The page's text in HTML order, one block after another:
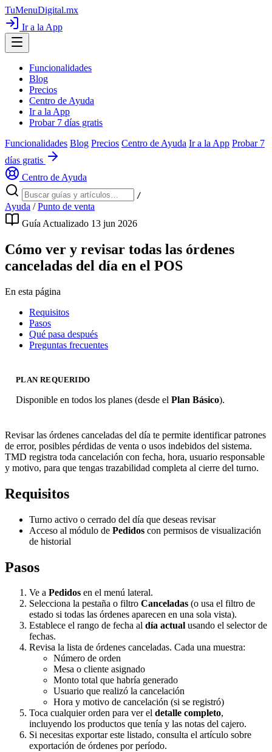
TuMenuDigital.mx
Ir a la App
Funcionalidades
Blog
Precios
Centro de Ayuda
Ir a la App
Probar 7 días gratis
Funcionalidades Blog Precios Centro de Ayuda Ir a la App Probar 7
días gratis
Centro de Ayuda
/
Ayuda / Punto de venta
Guía Actualizado 13 jun 2026
Cómo ver y revisar todas las órdenes
canceladas del día en el POS
En esta página
Requisitos
Pasos
Qué pasa después
Preguntas frecuentes
PLAN REQUERIDO
Disponible en todos los planes (desde el Plan Básico).
Revisar las órdenes canceladas del día te permite identificar patrones
de error, posibles pérdidas de venta o usos indebidos del sistema.
TMD registra toda cancelación con fecha, hora, usuario responsable
y motivo, para que tengas trazabilidad completa al cierre del turno.
Requisitos
Turno activo o cerrado del día que deseas revisar
Acceso al módulo de Pedidos con permisos de visualización
de historial
Pasos
Ve a Pedidos en el menú lateral.
Selecciona la pestaña o filtro Canceladas (o usa el filtro de
estado si todas las órdenes aparecen en una sola vista).
Establece el rango de fecha al día actual usando el selector de
fechas.
Revisa la lista de órdenes canceladas. Cada una muestra:
Número de orden
Mesa o cliente asignado
Monto total que habría generado
Usuario que realizó la cancelación
Hora y motivo de cancelación (si se registró)
Toca cualquier orden para ver el detalle completo,
incluyendo los productos que tenía y las notas del cajero.
Si necesitas exportar este listado, consulta el artículo sobre
exportación de órdenes por período.